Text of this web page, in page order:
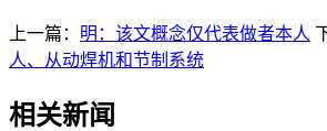
上一篇： 明：该文概念仅代表做者本人
人、从动焊机和节制系统
相关新闻